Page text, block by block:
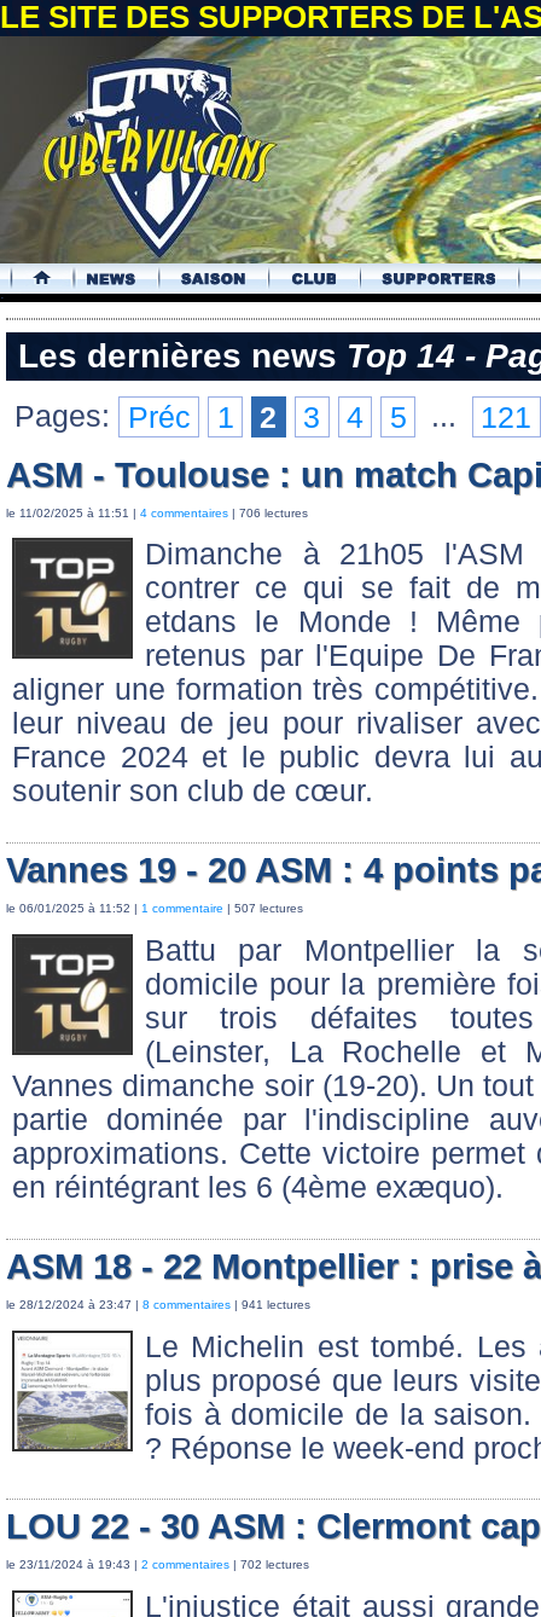
LE SITE DES SUPPORTERS DE
.
Les dernières news Top 14 -
Pages: Préc 1 2 3 4 5 ... 121
ASM - Toulouse : un match
le 11/02/2025 à 11:51 | 4 commentaires | 706 lectures
Dimanche à 21h05
contrer ce qui se fait de
etdans le Monde ! Même
retenus par l'Equipe De
aligner une formation très
leur niveau de jeu pour rivaliser
France 2024 et le public devra lui
soutenir son club de cœur.
Vannes 19 - 20 ASM : 4 points
le 06/01/2025 à 11:52 | 1 commentaire | 507 lectures
Battu par Montpellier la
domicile pour la première
sur trois défaites toutes
(Leinster, La Rochelle et
Vannes dimanche soir (19-20). Un
partie dominée par l'indiscipline
approximations. Cette victoire
en réintégrant les 6 (4ème exæquo).
ASM 18 - 22 Montpellier : prise
le 28/12/2024 à 23:47 | 8 commentaires | 941 lectures
Le Michelin est tombé. Les
plus proposé que leurs
fois à domicile de la
? Réponse le week-end
LOU 22 - 30 ASM : Clermont
le 23/11/2024 à 19:43 | 2 commentaires | 702 lectures
L'injustice était aussi